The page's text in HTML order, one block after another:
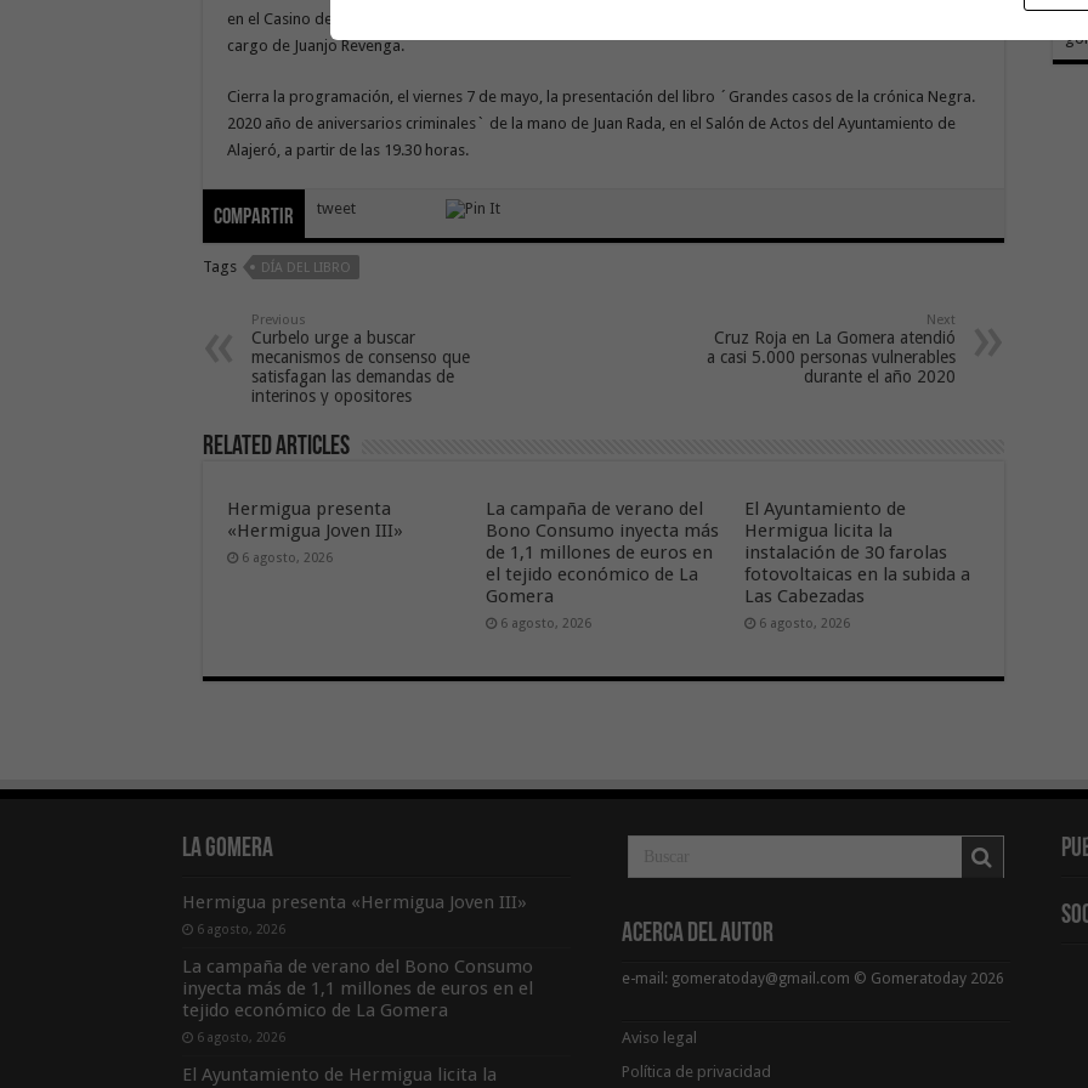
en el Casino de Hermigua, se presentará el libro ´Brigada Criminal, el origen de las cloacas del Estado` a
cargo de Juanjo Revenga.
Cierra la programación, el viernes 7 de mayo, la presentación del libro ´Grandes casos de la crónica Negra.
2020 año de aniversarios criminales` de la mano de Juan Rada, en el Salón de Actos del Ayuntamiento de
Alajeró, a partir de las 19.30 horas.
Compartir tweet
Tags DÍA DEL LIBRO
Previous
Curbelo urge a buscar
mecanismos de consenso que
satisfagan las demandas de
interinos y opositores
Next
Cruz Roja en La Gomera atendió
a casi 5.000 personas vulnerables
durante el año 2020
Related Articles
Hermigua presenta
«Hermigua Joven III»
6 agosto, 2026
La campaña de verano del
Bono Consumo inyecta más
de 1,1 millones de euros en
el tejido económico de La
Gomera
6 agosto, 2026
El Ayuntamiento de
Hermigua licita la
instalación de 30 farolas
fotovoltaicas en la subida a
Las Cabezadas
6 agosto, 2026
La Gomera
Hermigua presenta «Hermigua Joven III»
6 agosto, 2026
La campaña de verano del Bono Consumo
inyecta más de 1,1 millones de euros en el
tejido económico de La Gomera
6 agosto, 2026
El Ayuntamiento de Hermigua licita la
Acerca del Autor
e-mail: gomeratoday@gmail.com © Gomeratoday 2026
Aviso legal
Política de privacidad